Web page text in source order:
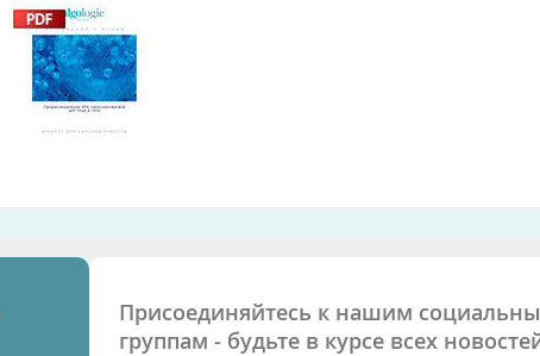
Присоединяйтесь к нашим
группам - будьте в курсе всех